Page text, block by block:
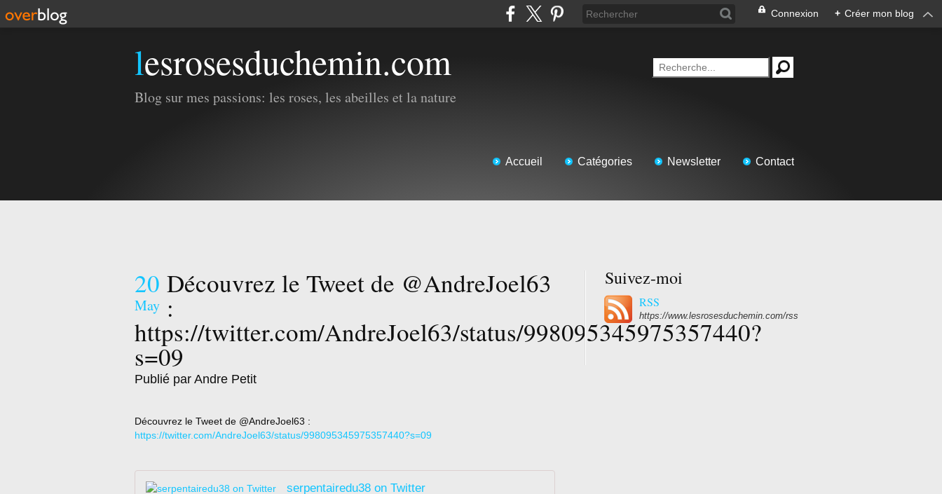
Connexion + Créer mon blog
lesrosesduchemin.com
Blog sur mes passions: les roses, les abeilles et la nature
Accueil Catégories Newsletter Contact
20
May
Découvrez le Tweet de @AndreJoel63
:
https://twitter.com/AndreJoel63/status/998095345975357440?
s=09
Publié par Andre Petit
Découvrez le Tweet de @AndreJoel63 :
https://twitter.com/AndreJoel63/status/998095345975357440?s=09
serpentairedu38 on Twitter
Suivez-moi
RSS
https://www.lesrosesduchemin.com/rss